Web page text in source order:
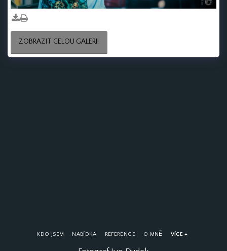
ZOBRAZIT CELOU GALERII
KDO JSEM NABÍDKA REFERENCE O MNĚ VÍCE